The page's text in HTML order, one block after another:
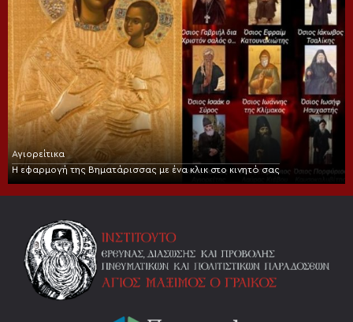
Αγιορείτικα
Η εφαρμογή της Βηματάρισσας με ένα κλικ στο κινητό σας